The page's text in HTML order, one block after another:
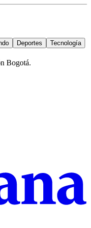
Deportes
Tecnología
Bogotá.